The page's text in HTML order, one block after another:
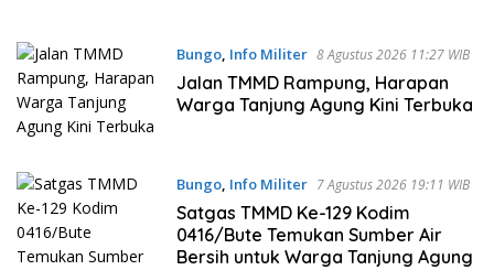
Bungo, Info Militer 8 Agustus 2026 11:27 WIB
Jalan TMMD Rampung, Harapan
Warga Tanjung Agung Kini Terbuka
Bungo, Info Militer 7 Agustus 2026 19:11 WIB
Satgas TMMD Ke-129 Kodim
0416/Bute Temukan Sumber Air
Bersih untuk Warga Tanjung Agung